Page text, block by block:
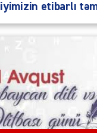
etibarlı